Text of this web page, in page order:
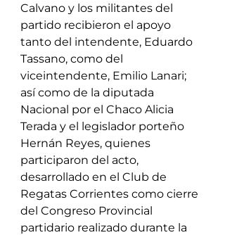
Calvano y los militantes del
partido recibieron el apoyo
tanto del intendente, Eduardo
Tassano, como del
viceintendente, Emilio Lanari;
así como de la diputada
Nacional por el Chaco Alicia
Terada y el legislador porteño
Hernán Reyes, quienes
participaron del acto,
desarrollado en el Club de
Regatas Corrientes como cierre
del Congreso Provincial
partidario realizado durante la